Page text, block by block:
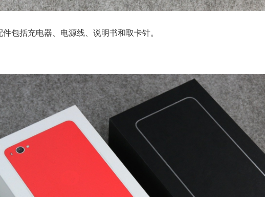
包括充电器、电源线、说明书和取卡针。